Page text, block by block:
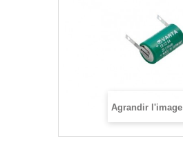
Agrandir l'image